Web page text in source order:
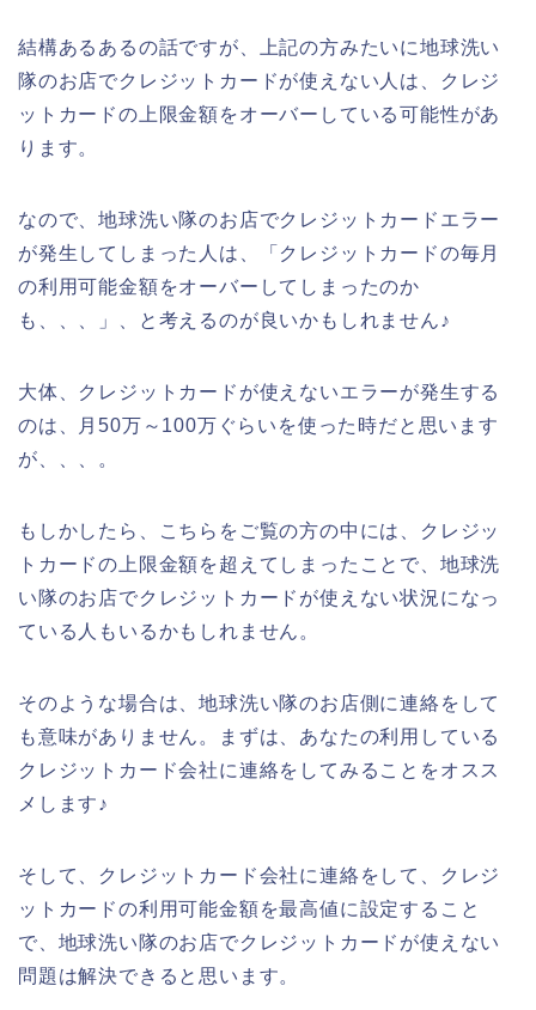
結構あるあるの話ですが、上記の方みたいに地球洗い
隊のお店でクレジットカードが使えない人は、クレジ
ットカードの上限金額をオーバーしている可能性があ
ります。
なので、地球洗い隊のお店でクレジットカードエラー
が発生してしまった人は、「クレジットカードの毎月
の利用可能金額をオーバーしてしまったのか
も、、、」、と考えるのが良いかもしれません♪
大体、クレジットカードが使えないエラーが発生する
のは、月50万～100万ぐらいを使った時だと思います
が、、、。
もしかしたら、こちらをご覧の方の中には、クレジッ
トカードの上限金額を超えてしまったことで、地球洗
い隊のお店でクレジットカードが使えない状況になっ
ている人もいるかもしれません。
そのような場合は、地球洗い隊のお店側に連絡をして
も意味がありません。まずは、あなたの利用している
クレジットカード会社に連絡をしてみることをオスス
メします♪
そして、クレジットカード会社に連絡をして、クレジ
ットカードの利用可能金額を最高値に設定すること
で、地球洗い隊のお店でクレジットカードが使えない
問題は解決できると思います。